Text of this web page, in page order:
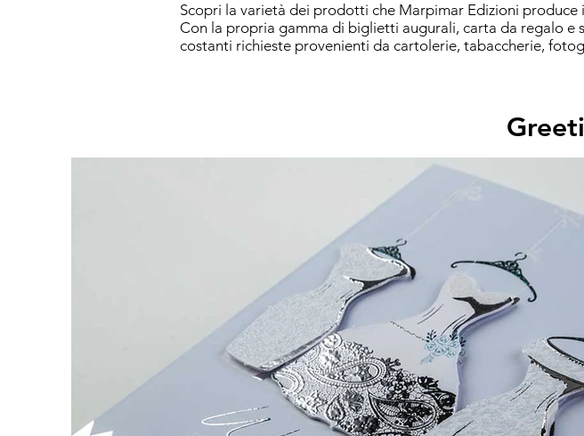
Scopri la varietà dei prodotti che Marpimar Edizioni
Con la propria gamma di biglietti augurali, carta da regalo
costanti richieste provenienti da cartolerie, tabaccherie,